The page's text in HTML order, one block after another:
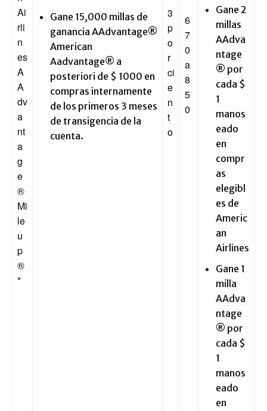
Ai
rli
n
es
A
A
dv
a
nt
a
g
e
®
Mi
le
u
p
®
*
Gane 15,000 millas de
ganancia AAdvantage®
American
Aadvantage® a
posteriori de $ 1000 en
compras internamente
de los primeros 3 meses
de transigencia de la
cuenta.
3
p
o
r
ci
e
n
t
o
6
7
0
a
8
5
0
Gane 2
millas
AAdva
ntage
® por
cada $
1
manos
eado
en
compr
as
elegibl
es de
Americ
an
Airlines
Gane 1
milla
AAdva
ntage
® por
cada $
1
manos
eado
en